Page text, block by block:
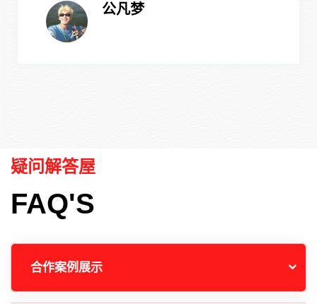
公凡梦
疑问解答屋
FAQ'S
合作案例展示